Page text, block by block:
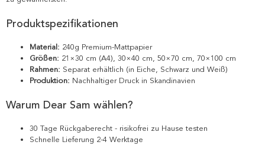
Produktspezifikationen
Material: 240g Premium-Mattpapier
Größen: 21×30 cm (A4), 30×40 cm, 50×70 cm, 70×100 cm
Rahmen: Separat erhältlich (in Eiche, Schwarz und Weiß)
Produktion: Nachhaltiger Druck in Skandinavien
Warum Dear Sam wählen?
30 Tage Rückgaberecht - risikofrei zu Hause testen
Schnelle Lieferung 2-4 Werktage